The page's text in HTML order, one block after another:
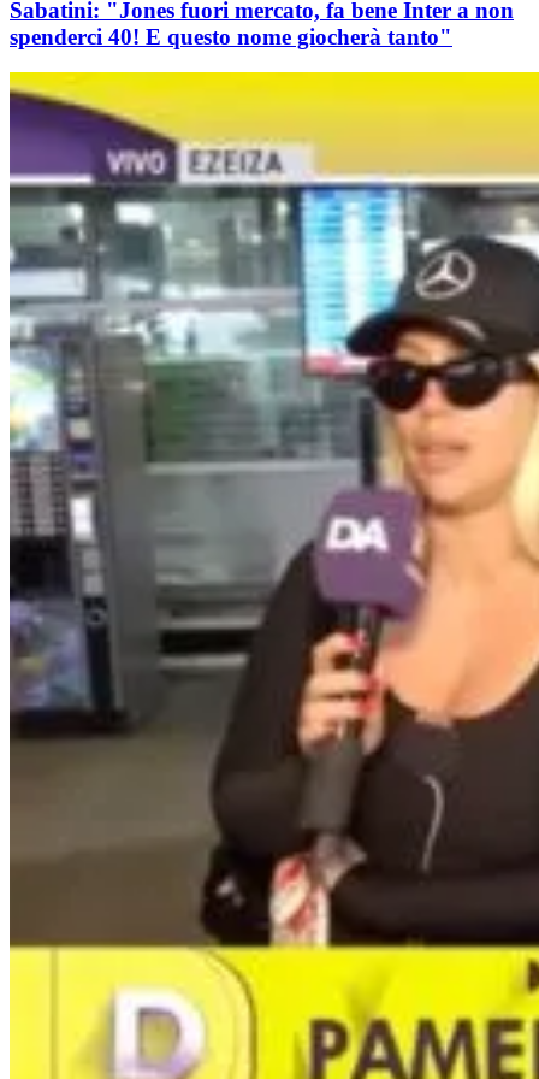
Sabatini: "Jones fuori mercato, fa bene Inter a non
spenderci 40! E questo nome giocherà tanto"